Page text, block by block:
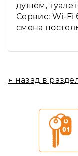
душем,
Сервис: Wi-Fi
смена
← назад в